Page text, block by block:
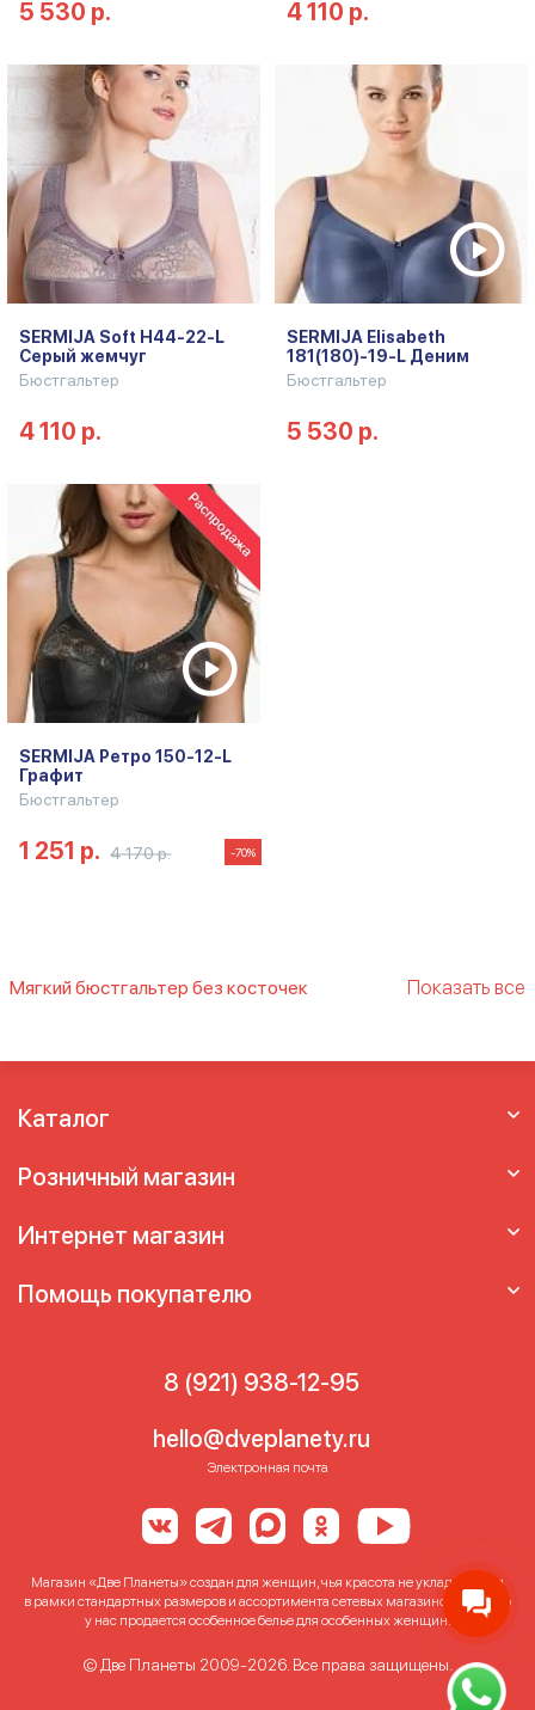
5 530 р. 4 110 р.
SERMIJA Soft H44-22-L
Серый жемчуг
Бюстгальтер
4 110 р.
SERMIJA Elisabeth
181(180)-19-L Деним
Бюстгальтер
5 530 р.
SERMIJA Ретро 150-12-L
Графит
Бюстгальтер
1 251 р. 4 170 р. -70%
Мягкий бюстгальтер без косточек
без косточек бесшовный
Бюстгальтер без косточек кружевной
косточек Бюстгальтер мягкая чашка без
без косточек Лифчик без косточек
Показать все
Каталог
Розничный магазин
Интернет магазин
Помощь покупателю
8 (921) 938-12-95
hello@dveplanety.ru
Электронная почта
Магазин «Две Планеты» создан для женщин, чья красота не укладывается
в рамки стандартных размеров и ассортимента сетевых магазинов. Именно
у нас продается особенное белье для особенных женщин!
© Две Планеты 2009-2026. Все права защищены.